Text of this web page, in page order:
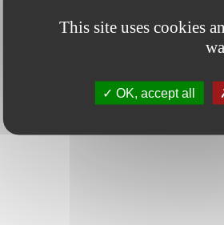
This site uses cookies
OK, accept all